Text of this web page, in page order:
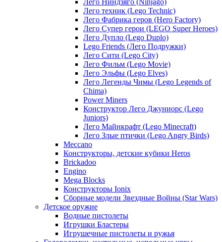
Лего Ниндзяго (Ninjago)
Лего техник (Lego Technic)
Лего Фабрика геров (Hero Factory)
Лего Супер герои (LEGO Super Heroes)
Лего Дупло (Lego Duplo)
Lego Friends (Лего Подружки)
Лего Сити (Lego City)
Лего Фильм (Lego Movie)
Лего Эльфы (Lego Elves)
Лего Легенды Чимы (Lego Legends of
Chima)
Power Miners
Конструктор Лего Джуниорс (Lego
Juniors)
Лего Майнкрафт (Lego Minecraft)
Лего Злые птички (Lego Angry Birds)
Meccano
Конструкторы, детские кубики Heros
Brickadoo
Engino
Mega Blocks
Конструкторы Ionix
Сборные модели Звездные Войны (Star Wars)
Детское оружие
Водные пистолеты
Игрушки Бластеры
Игрушечные пистолеты и ружья